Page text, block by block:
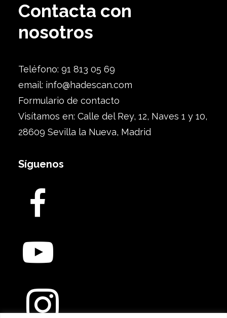
Contacta con
nosotros
Teléfono: 91 813 05 69
email: info@hadescan.com
Formulario de contacto
Visítamos en: Calle del Rey, 12, Naves 1 y 10,
28609 Sevilla la Nueva, Madrid
Síguenos